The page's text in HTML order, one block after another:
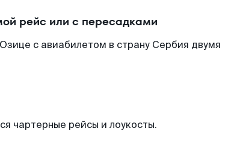
рейс или с пересадками
с авиабилетом в страну Сербия двумя
чартерные рейсы и лоукосты.